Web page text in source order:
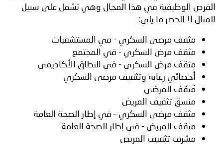
الفرص الوظيفية في هذا المجال وهي تشمل على سبيل
المثال لا الحصر ما يلي:
مثقف مرضى السكري - في المستشفيات
مثقف مرض السكري - في المجتمع
مثقف مرض السكري - في النطاق الأكاديمي
أخصائي رعاية وتثقيف مرضى السكري
مُثقف المرضى
منسق تثقيف المريض
مثقف مرضى السكري – في إطار الصحة العامة
مثقف المريض - في إطار الصحة العامة
مشرف تثقيف المريض